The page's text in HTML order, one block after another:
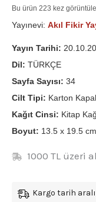
Bu ürün 223 kez
Yayınevi: Akıl Fikir
Yayın Tarihi:
Dil: TÜRKÇE
Sayfa Sayısı: 34
Cilt Tipi: Karton
Kağıt Cinsi: Kitap
Boyut: 13.5 x 19.5 cm
1000 TL üzeri
Kargo tarih